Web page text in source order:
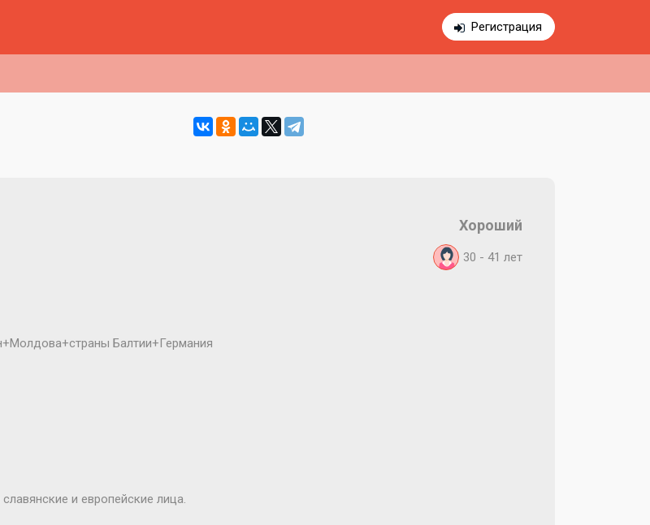
Регистрация
Хороший
30 - 41 лет
Балтии+Германия
и европейские лица.